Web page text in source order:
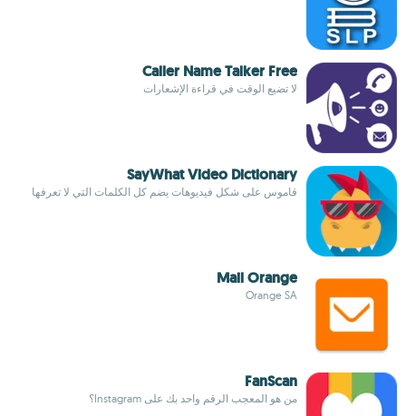
Caller Name Talker Free
لا تضيع الوقت في قراءة الإشعارات
SayWhat Video Dictionary
قاموس على شكل فيديوهات يضم كل الكلمات التي لا تعرفها
Mail Orange
Orange SA
FanScan
من هو المعجب الرقم واحد بك على Instagram؟